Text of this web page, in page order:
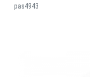
pas4943